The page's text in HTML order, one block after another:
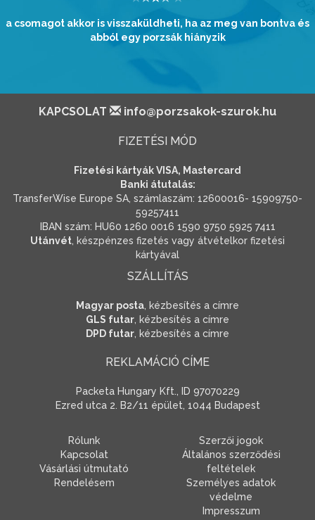
a csomagot akkor is visszaküldheti, ha az meg van bontva és
abból egy porzsák hiányzik
KAPCSOLAT info@porzsakok-szurok.hu
FIZETÉSI MÓD
Fizetési kártyák VISA, Mastercard
Banki átutalás:
TransferWise Europe SA, számlaszám: 12600016- 15909750-
59257411
IBAN szám: HU60 1260 0016 1590 9750 5925 7411
Utánvét, készpénzes fizetés vagy átvételkor fizetési
kártyával
SZÁLLÍTÁS
Magyar posta, kézbesítés a címre
GLS futar, kézbesítés a címre
DPD futar, kézbesítés a címre
REKLAMÁCIÓ CÍME
Packeta Hungary Kft., ID 97070229
Ezred utca 2. B2/11 épület, 1044 Budapest
Rólunk
Kapcsolat
Vásárlási útmutató
Rendelésem
Szerzői jogok
Általános szerződési
feltételek
Személyes adatok
védelme
Impresszum